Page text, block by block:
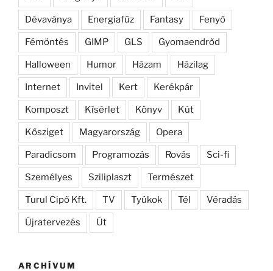
Dévaványa Energiafűz Fantasy Fenyő
Fémöntés GIMP GLS Gyomaendrőd
Halloween Humor Házam Házilag
Internet Invitel Kert Kerékpár
Komposzt Kísérlet Könyv Kút
Kősziget Magyarország Opera
Paradicsom Programozás Rovás Sci-fi
Személyes Sziliplaszt Természet
Turul Cipő Kft. TV Tyúkok Tél Véradás
Újratervezés Út
ARCHÍVUM